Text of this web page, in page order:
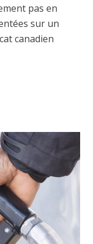
pas en
sur un
canadien